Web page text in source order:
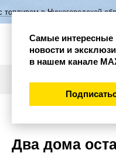
области
Два дома
Самые интересные
новости и
в нашем канале